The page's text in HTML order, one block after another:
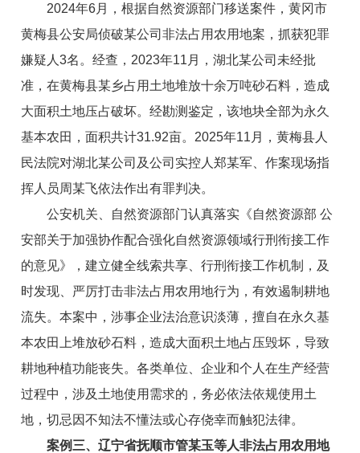
2024年6月，根据自然资源部门移送案件，黄冈市
黄梅县公安局侦破某公司非法占用农用地案，抓获犯罪
嫌疑人3名。经查，2023年11月，湖北某公司未经批
准，在黄梅县某乡占用土地堆放十余万吨砂石料，造成
大面积土地压占破坏。经勘测鉴定，该地块全部为永久
基本农田，面积共计31.92亩。2025年11月，黄梅县人
民法院对湖北某公司及公司实控人郑某军、作案现场指
挥人员周某飞依法作出有罪判决。
公安机关、自然资源部门认真落实《自然资源部 公
安部关于加强协作配合强化自然资源领域行刑衔接工作
的意见》，建立健全线索共享、行刑衔接工作机制，及
时发现、严厉打击非法占用农用地行为，有效遏制耕地
流失。本案中，涉事企业法治意识淡薄，擅自在永久基
本农田上堆放砂石料，造成大面积土地占压毁坏，导致
耕地种植功能丧失。各类单位、企业和个人在生产经营
过程中，涉及土地使用需求的，务必依法依规使用土
地，切忌因不知法不懂法或心存侥幸而触犯法律。
案例三、辽宁省抚顺市管某玉等人非法占用农用地